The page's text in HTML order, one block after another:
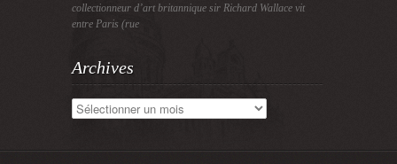
collectionneur d’art britannique sir Richard Wallace vit
entre Paris (rue
Archives
Archives